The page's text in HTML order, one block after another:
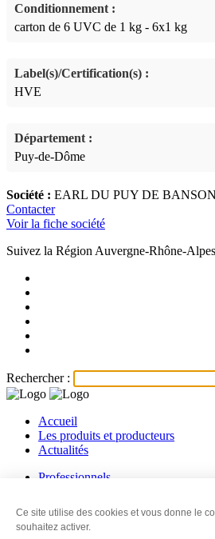
Conditionnement :
carton de 6 UVC de 1 kg - 6x1 kg
Label(s)/Certification(s) :
HVE
Département :
Puy-de-Dôme
Société : EARL DU PUY DE
Contacter
Voir la fiche société
Suivez la Région Auvergne-Rhône-
Rechercher :
Accueil
Les produits et producteurs
Actualités
Professionnels
Les revendeurs
Contact
Ce site utilise des cookies et vous donne le
souhaitez activer.